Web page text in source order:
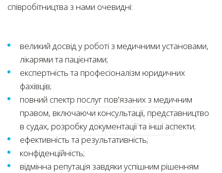
співробітництва з нами очевидні:
великий досвід у роботі з медичними установами,
лікарями та пацієнтами;
експертність та професіоналізм юридичних
фахівців;
повний спектр послуг пов'язаних з медичним
правом, включаючи консультації, представництво
в судах, розробку документації та інші аспекти;
ефективність та результативність;
конфіденційність;
відмінна репутація завдяки успішним рішенням